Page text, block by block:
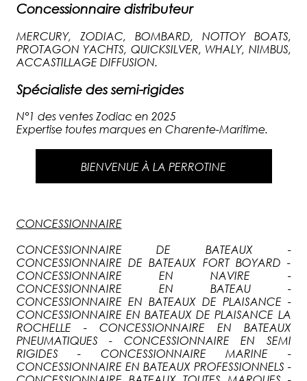
Concessionnaire distributeur
MERCURY, ZODIAC, BOMBARD, NOTTOY BOATS,
PROTAGON YACHTS, QUICKSILVER, WHALY, NIMBUS,
ACCASTILLAGE DIFFUSION.
Spécialiste des semi-rigides
N°1 des ventes Zodiac en 2025
Expertise toutes marques en Charente-Maritime.
BIENVENUE À LA PERROTINE
CONCESSIONNAIRE
CONCESSIONNAIRE DE BATEAUX -
CONCESSIONNAIRE DE BATEAUX FORT BOYARD -
CONCESSIONNAIRE EN NAVIRE -
CONCESSIONNAIRE EN BATEAU -
CONCESSIONNAIRE EN BATEAUX DE PLAISANCE -
CONCESSIONNAIRE EN BATEAUX DE PLAISANCE LA
ROCHELLE - CONCESSIONNAIRE EN BATEAUX
PNEUMATIQUES - CONCESSIONNAIRE EN SEMI
RIGIDES - CONCESSIONNAIRE MARINE -
CONCESSIONNAIRE EN BATEAUX PROFESSIONNELS -